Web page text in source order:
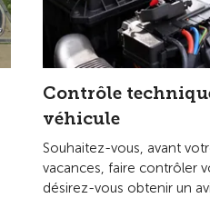
Contrôle
véhicule
Souhaitez-vous, avant
vacances, faire contrôler
désirez-vous obtenir un